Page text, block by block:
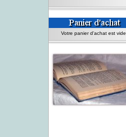
Votre panier d'achat est vide